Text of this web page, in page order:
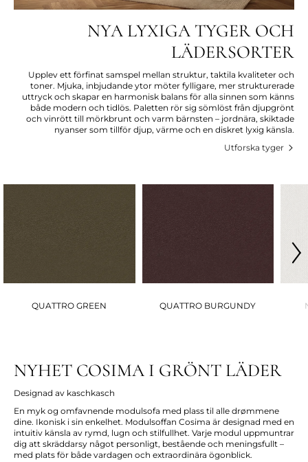
NYA LYXIGA TYGER OCH
LÄDERSORTER
Upplev ett förfinat samspel mellan struktur, taktila kvaliteter och
toner. Mjuka, inbjudande ytor möter fylligare, mer strukturerade
uttryck och skapar en harmonisk balans för alla sinnen som känns
både modern och tidlös. Paletten rör sig sömlöst från djupgrönt
och vinrött till mörkbrunt och varm bärnsten – jordnära, skiktade
nyanser som tillför djup, värme och en diskret lyxig känsla.
Utforska tyger
QUATTRO GREEN QUATTRO BURGUNDY
NYHET COSIMA I GRÖNT LÄDER
Designad av kaschkasch
En myk og omfavnende modulsofa med plass til alle drømmene
dine. Ikonisk i sin enkelhet. Modulsoffan Cosima är designad med en
intuitiv känsla av rymd, lugn och stilfullhet. Varje modul uppmuntrar
dig att skräddarsy något personligt, bestående och meningsfullt –
med plats för både vardagen och extraordinära ögonblick.